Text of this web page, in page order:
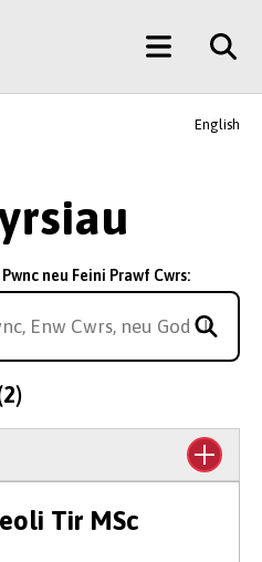
Main
Menu
English
neu Feini Prawf Cwrs:
Tir MSc